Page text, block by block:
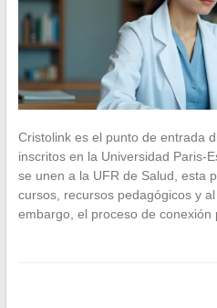
Cristolink es el punto de entrada
inscritos en la Universidad Paris-
se unen a la UFR de Salud, esta
cursos, recursos pedagógicos y
embargo, el proceso de conexión